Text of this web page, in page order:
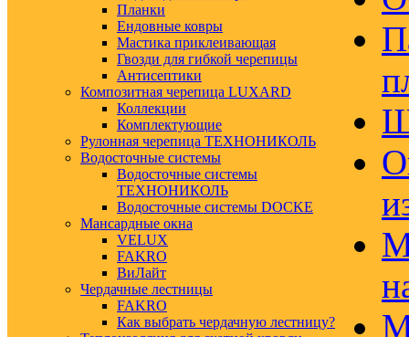
Планки
Ендовные ковры
Мастика приклеивающая
Гвозди для гибкой черепицы
Антисептики
Композитная черепица LUXARD
Коллекции
Комплектующие
Рулонная черепица ТЕХНОНИКОЛЬ
Водосточные системы
Водосточные системы
ТЕХНОНИКОЛЬ
Водосточные системы DOCKE
Мансардные окна
VELUX
FAKRO
ВиЛайт
Чердачные лестницы
FAKRO
Как выбрать чердачную лестницу?